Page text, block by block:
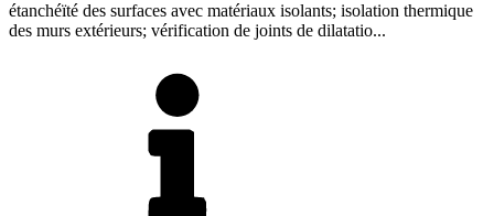
étanchéïté des surfaces avec matériaux isolants; isolation thermique
des murs extérieurs; vérification de joints de dilatatio...